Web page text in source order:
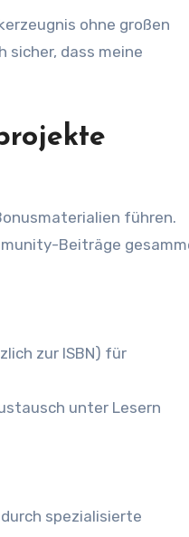
ohne großen
sicher, dass meine
führen.
Beiträge
zur ISBN) für
unter Lesern
spezialisierte